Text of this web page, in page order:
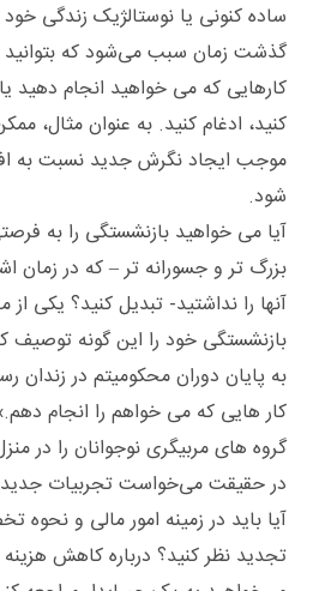
ساده کنونی یا نوستالژیک زندگی
گذشت زمان سبب می‌شود که بتوانید
کارهایی که می خواهید انجام
کنید، ادغام کنید. به عنوان مثال،
موجب ایجاد نگرش جدید نسبت به
شود.
آیا می‌ خواهید بازنشستگی را به
بزرگ‌ تر و جسورانه ‌تر – که در زمان
آنها را نداشتید- تبدیل کنید؟ یکی از
بازنشستگی خود را این‌ گونه
به پایان دوران محکومیتم در زندان
کار هایی که می ‌خواهم را انجام
گروه ‌های مربیگری نوجوانان را در
در حقیقت می‌خواست تجربیات
آیا باید در زمینه امور مالی و
تجدید نظر کنید؟ درباره کاهش